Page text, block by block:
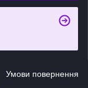
Умови повернення